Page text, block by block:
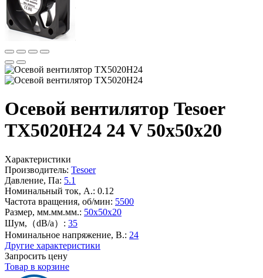
Осевой вентилятор Tesoer
TX5020H24 24 V 50x50x20
Характеристики
Производитель: Tesoer
Давление, Па: 5.1
Номинальный ток, А.: 0.12
Частота вращения, об/мин: 5500
Размер, мм.мм.мм.: 50x50x20
Шум,（dB/a）: 35
Номинальное напряжение, В.: 24
Другие характеристики
Запросить цену
Товар в корзине